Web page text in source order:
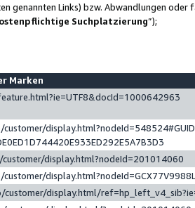
genannten Links) bzw. Abwandlungen
Suchplatzierung”);
Marken
display.html?nodeId=201014060
display.html/